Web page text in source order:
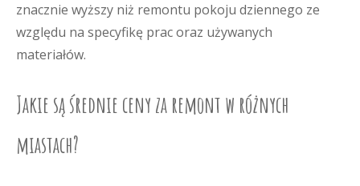
znacznie wyższy niż remontu pokoju dziennego ze
względu na specyfikę prac oraz używanych
materiałów.
Jakie są średnie ceny za remont w różnych
miastach?